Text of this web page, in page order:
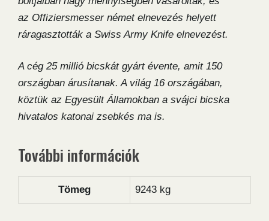
az Offiziersmesser német elnevezés helyett
ráragasztották a Swiss Army Knife elnevezést.
A cég 25 millió bicskát gyárt évente, amit 150
országban árusítanak. A világ 16 országában,
köztük az Egyesült Államokban a svájci bicska
hivatalos katonai zsebkés ma is.
További információk
Tömeg 9243 kg